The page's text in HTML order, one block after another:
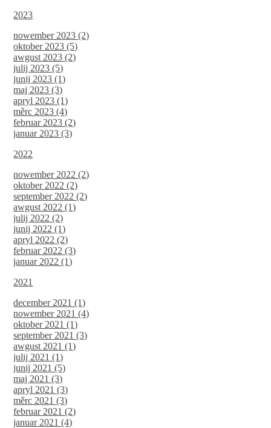
2023
nowember 2023 (2)
oktober 2023 (5)
awgust 2023 (2)
julij 2023 (5)
junij 2023 (1)
maj 2023 (3)
apryl 2023 (1)
měrc 2023 (4)
februar 2023 (2)
januar 2023 (3)
2022
nowember 2022 (2)
oktober 2022 (2)
september 2022 (2)
awgust 2022 (1)
julij 2022 (2)
junij 2022 (1)
apryl 2022 (2)
februar 2022 (3)
januar 2022 (1)
2021
december 2021 (1)
nowember 2021 (4)
oktober 2021 (1)
september 2021 (3)
awgust 2021 (1)
julij 2021 (1)
junij 2021 (5)
maj 2021 (3)
apryl 2021 (3)
měrc 2021 (3)
februar 2021 (2)
januar 2021 (4)